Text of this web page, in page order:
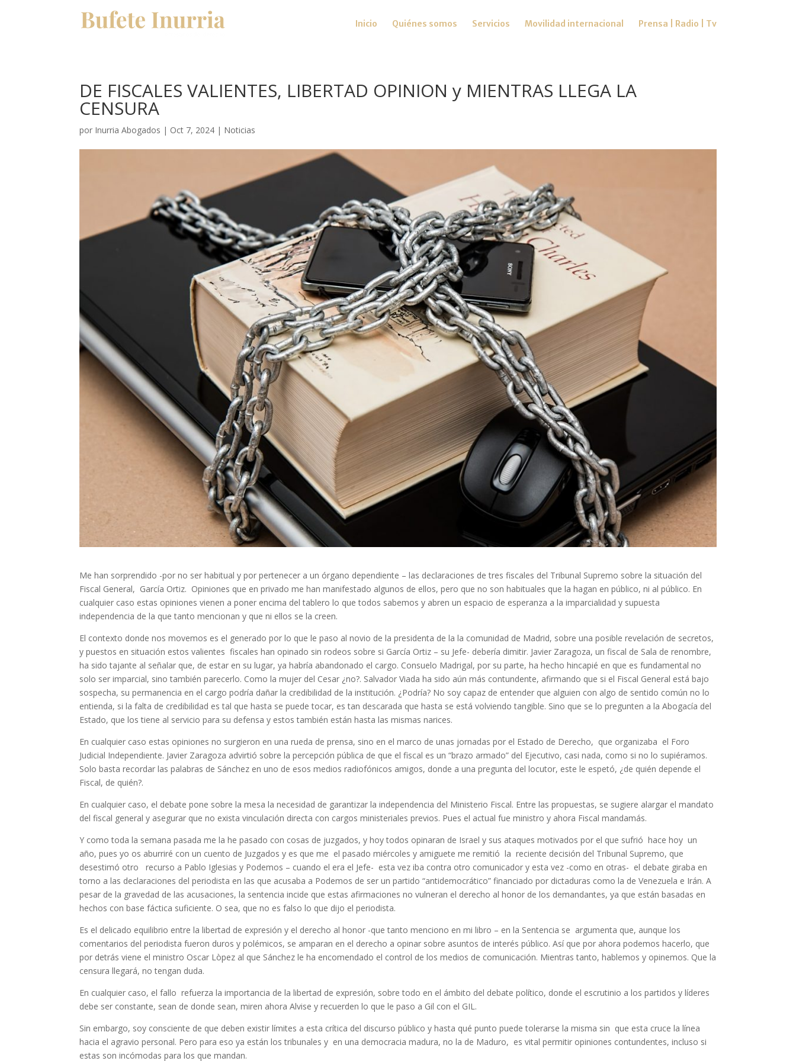
Inicio Quiénes somos Servicios Movilidad internacional Prensa | Radio | Tv
DE FISCALES VALIENTES, LIBERTAD OPINION y MIENTRAS LLEGA LA
CENSURA
por Inurria Abogados | Oct 7, 2024 | Noticias
Me han sorprendido -por no ser habitual y por pertenecer a un órgano dependiente – las declaraciones de tres fiscales del Tribunal Supremo sobre la situación del
Fiscal General, García Ortiz. Opiniones que en privado me han manifestado algunos de ellos, pero que no son habituales que la hagan en público, ni al público. En
cualquier caso estas opiniones vienen a poner encima del tablero lo que todos sabemos y abren un espacio de esperanza a la imparcialidad y supuesta
independencia de la que tanto mencionan y que ni ellos se la creen.
El contexto donde nos movemos es el generado por lo que le paso al novio de la presidenta de la la comunidad de Madrid, sobre una posible revelación de secretos,
y puestos en situación estos valientes fiscales han opinado sin rodeos sobre si García Ortiz – su Jefe- debería dimitir. Javier Zaragoza, un fiscal de Sala de renombre,
ha sido tajante al señalar que, de estar en su lugar, ya habría abandonado el cargo. Consuelo Madrigal, por su parte, ha hecho hincapié en que es fundamental no
solo ser imparcial, sino también parecerlo. Como la mujer del Cesar ¿no?. Salvador Viada ha sido aún más contundente, afirmando que si el Fiscal General está bajo
sospecha, su permanencia en el cargo podría dañar la credibilidad de la institución. ¿Podría? No soy capaz de entender que alguien con algo de sentido común no lo
entienda, si la falta de credibilidad es tal que hasta se puede tocar, es tan descarada que hasta se está volviendo tangible. Sino que se lo pregunten a la Abogacía del
Estado, que los tiene al servicio para su defensa y estos también están hasta las mismas narices.
En cualquier caso estas opiniones no surgieron en una rueda de prensa, sino en el marco de unas jornadas por el Estado de Derecho, que organizaba el Foro
Judicial Independiente. Javier Zaragoza advirtió sobre la percepción pública de que el fiscal es un “brazo armado” del Ejecutivo, casi nada, como si no lo supiéramos.
Solo basta recordar las palabras de Sánchez en uno de esos medios radiofónicos amigos, donde a una pregunta del locutor, este le espetó, ¿de quién depende el
Fiscal, de quién?.
En cualquier caso, el debate pone sobre la mesa la necesidad de garantizar la independencia del Ministerio Fiscal. Entre las propuestas, se sugiere alargar el mandato
del fiscal general y asegurar que no exista vinculación directa con cargos ministeriales previos. Pues el actual fue ministro y ahora Fiscal mandamás.
Y como toda la semana pasada me la he pasado con cosas de juzgados, y hoy todos opinaran de Israel y sus ataques motivados por el que sufrió hace hoy un
año, pues yo os aburriré con un cuento de Juzgados y es que me el pasado miércoles y amiguete me remitió la reciente decisión del Tribunal Supremo, que
desestimó otro recurso a Pablo Iglesias y Podemos – cuando el era el Jefe- esta vez iba contra otro comunicador y esta vez -como en otras- el debate giraba en
torno a las declaraciones del periodista en las que acusaba a Podemos de ser un partido “antidemocrático” financiado por dictaduras como la de Venezuela e Irán. A
pesar de la gravedad de las acusaciones, la sentencia incide que estas afirmaciones no vulneran el derecho al honor de los demandantes, ya que están basadas en
hechos con base fáctica suficiente. O sea, que no es falso lo que dijo el periodista.
Es el delicado equilibrio entre la libertad de expresión y el derecho al honor -que tanto menciono en mi libro – en la Sentencia se argumenta que, aunque los
comentarios del periodista fueron duros y polémicos, se amparan en el derecho a opinar sobre asuntos de interés público. Así que por ahora podemos hacerlo, que
por detrás viene el ministro Oscar Lòpez al que Sánchez le ha encomendado el control de los medios de comunicación. Mientras tanto, hablemos y opinemos. Que la
censura llegará, no tengan duda.
En cualquier caso, el fallo refuerza la importancia de la libertad de expresión, sobre todo en el ámbito del debate político, donde el escrutinio a los partidos y líderes
debe ser constante, sean de donde sean, miren ahora Alvise y recuerden lo que le paso a Gil con el GIL.
Sin embargo, soy consciente de que deben existir límites a esta crítica del discurso público y hasta qué punto puede tolerarse la misma sin que esta cruce la línea
hacia el agravio personal. Pero para eso ya están los tribunales y en una democracia madura, no la de Maduro, es vital permitir opiniones contundentes, incluso si
estas son incómodas para los que mandan.